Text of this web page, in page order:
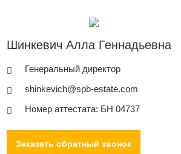
Шинкевич Алла Геннадьевна
Генеральный директор
shinkevich@spb-estate.com
Номер аттестата: БН 04737
Заказать обратный звонок